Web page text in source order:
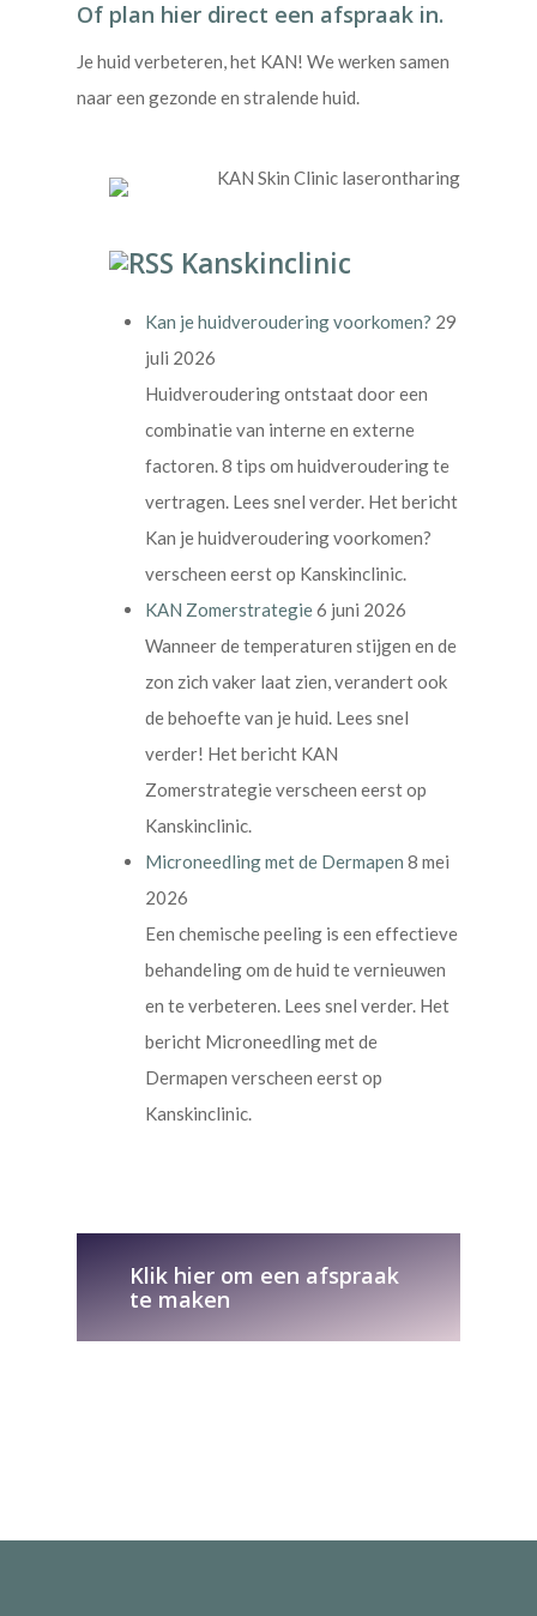
Of plan hier direct een afspraak in.
Je huid verbeteren, het KAN! We werken samen
naar een gezonde en stralende huid.
Kanskinclinic
Kan je huidveroudering voorkomen? 29
juli 2026
Huidveroudering ontstaat door een
combinatie van interne en externe
factoren. 8 tips om huidveroudering te
vertragen. Lees snel verder. Het bericht
Kan je huidveroudering voorkomen?
verscheen eerst op Kanskinclinic.
KAN Zomerstrategie6 juni 2026
Wanneer de temperaturen stijgen en de
zon zich vaker laat zien, verandert ook
de behoefte van je huid. Lees snel
verder! Het bericht KAN
Zomerstrategie verscheen eerst op
Kanskinclinic.
Microneedling met de Dermapen 8 mei
2026
Een chemische peeling is een effectieve
behandeling om de huid te vernieuwen
en te verbeteren. Lees snel verder. Het
bericht Microneedling met de
Dermapen verscheen eerst op
Kanskinclinic.
Klik hier om een afspraak
te maken